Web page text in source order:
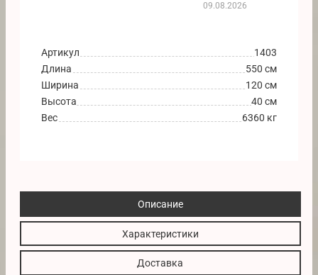
09.08.2026
Артикул
1403
Длина
550 см
Ширина
120 см
Высота
40 см
Вес
6360 кг
Описание
Характеристики
Доставка